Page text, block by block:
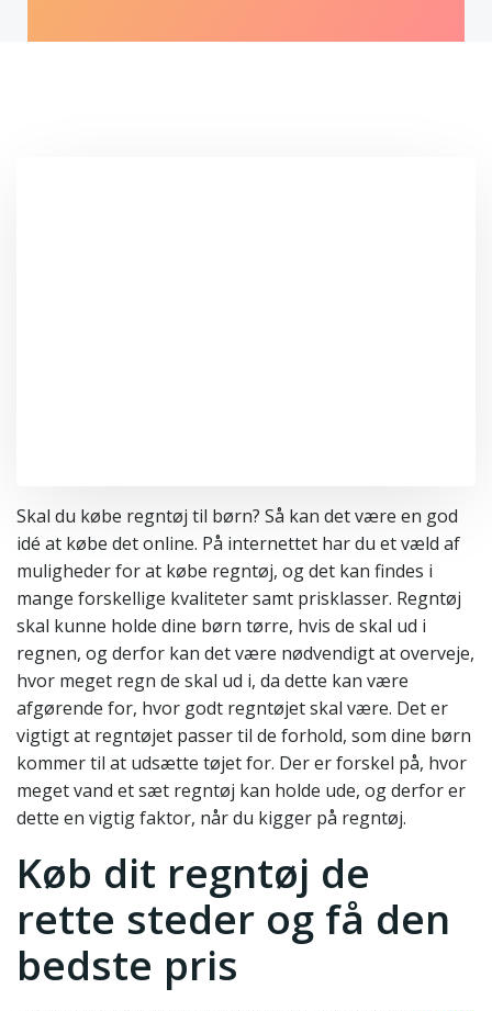
Skal du købe regntøj til børn? Så kan det være en god
idé at købe det online. På internettet har du et væld af
muligheder for at købe regntøj, og det kan findes i
mange forskellige kvaliteter samt prisklasser. Regntøj
skal kunne holde dine børn tørre, hvis de skal ud i
regnen, og derfor kan det være nødvendigt at overveje,
hvor meget regn de skal ud i, da dette kan være
afgørende for, hvor godt regntøjet skal være. Det er
vigtigt at regntøjet passer til de forhold, som dine børn
kommer til at udsætte tøjet for. Der er forskel på, hvor
meget vand et sæt regntøj kan holde ude, og derfor er
dette en vigtig faktor, når du kigger på regntøj.
Køb dit regntøj de
rette steder og få den
bedste pris